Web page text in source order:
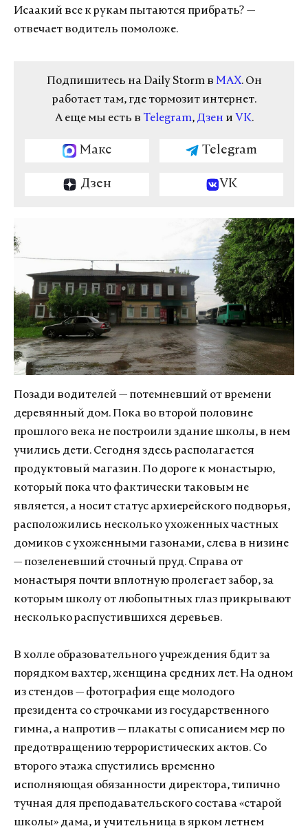
Исаакий все к рукам пытаются прибрать? —
отвечает водитель помоложе.
Подпишитесь на Daily Storm в MAX. Он
работает там, где тормозит интернет.
А еще мы есть в Telegram, Дзен и VK.
Макс Telegram
Дзен VK
Позади водителей — потемневший от времени
деревянный дом. Пока во второй половине
прошлого века не построили здание школы, в нем
учились дети. Сегодня здесь располагается
продуктовый магазин. По дороге к монастырю,
который пока что фактически таковым не
является, а носит статус архиерейского подворья,
расположились несколько ухоженных частных
домиков с ухоженными газонами, слева в низине
— позеленевший сточный пруд. Справа от
монастыря почти вплотную пролегает забор, за
которым школу от любопытных глаз прикрывают
несколько распустившихся деревьев.
В холле образовательного учреждения бдит за
порядком вахтер, женщина средних лет. На одном
из стендов — фотография еще молодого
президента со строчками из государственного
гимна, а напротив — плакаты с описанием мер по
предотвращению террористических актов. Со
второго этажа спустились временно
исполняющая обязанности директора, типично
тучная для преподавательского состава «старой
школы» дама, и учительница в ярком летнем